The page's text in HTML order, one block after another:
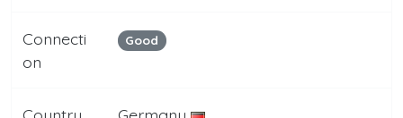
Connecti
on
Good